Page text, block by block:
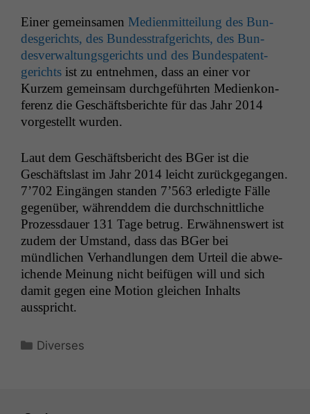
Ein­er gemein­samen Medi­en­mit­teilung des Bun­
des­gerichts, des Bun­desstrafgerichts, des Bun­
desver­wal­tungs­gerichts und des Bun­despatent­
gerichts ist zu ent­nehmen, dass an ein­er vor
Kurzem gemein­sam durchge­führten Medi­enkon­
ferenz die Geschäfts­berichte für das Jahr 2014
vorgestellt wurden.
Laut dem Geschäfts­bericht des BGer ist die
Geschäft­slast im Jahr 2014 leicht zurück­ge­gan­gen.
7’702 Eingän­gen standen 7’563 erledigte Fälle
gegenüber, während­dem die durch­schnit­tliche
Prozess­dauer 131 Tage betrug. Erwäh­nenswert ist
zudem der Umstand, dass das BGer bei
mündlichen Ver­hand­lun­gen dem Urteil die abwe­
ichende Mei­n­ung nicht beifü­gen will und sich
damit gegen eine Motion gle­ichen Inhalts
ausspricht.
Kategorien
Diverses